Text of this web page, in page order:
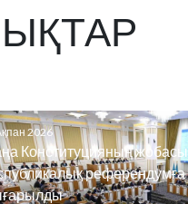
2026
Конституцияның жобасы
референдумға